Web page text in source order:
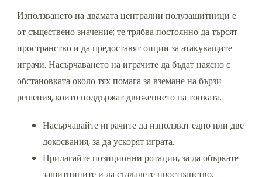
Използването на двамата централни полузащитници е
от съществено значение; те трябва постоянно да търсят
пространство и да предоставят опции за атакуващите
играчи. Насърчаването на играчите да бъдат наясно с
обстановката около тях помага за вземане на бързи
решения, които поддържат движението на топката.
Насърчавайте играчите да използват едно или две
докосвания, за да ускорят играта.
Прилагайте позиционни ротации, за да объркате
защитниците и да създадете пространство.